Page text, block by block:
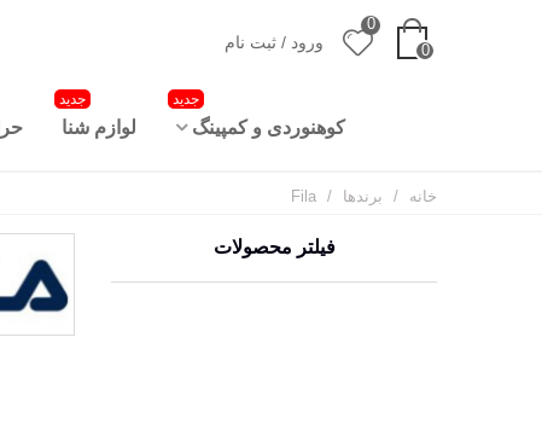
0
0
ورود / ثبت نام
کوهنوردی و کمپینگ
جدید
لوازم شنا
جدید
خانه / برندها /
Fila
فیلتر محصولات